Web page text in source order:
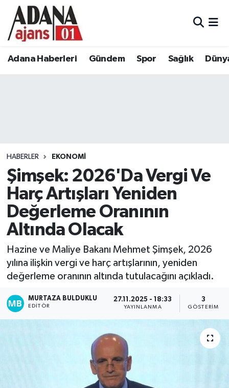
Adana Haberleri Gündem Spor Sağlık
HABERLER EKONOMI
Şimşek: 2026'Da Vergi Ve
Harç Artışları Yeniden
Değerleme Oranının
Altında Olacak
Hazine ve Maliye Bakanı Mehmet Şimşek, 2026
yılına ilişkin vergi ve harç artışlarının, yeniden
değerleme oranının altında tutulacağını açıkladı.
MURTAZA BULDUKLU
EDITÖR
27.11.2025 - 18:33
YAYINLANMA
3
GÖSTERIM
Adana Haberleri
Eğitim
Siyaset
Ekonomi
Kadın
Magazin
Yaşam
Adana Nöbetçi Eczaneler
Tüm Manşetler
Son Dakika Haberleri
Haber Arşivi